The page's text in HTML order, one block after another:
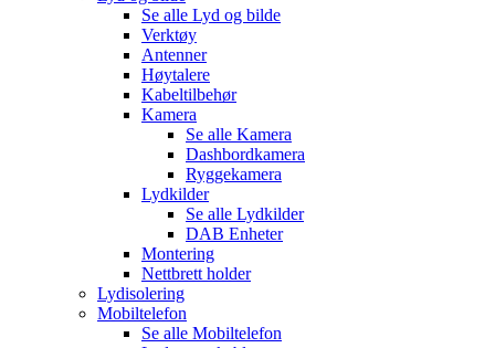
Se alle Lyd og bilde
Verktøy
Antenner
Høytalere
Kabeltilbehør
Kamera
Se alle Kamera
Dashbordkamera
Ryggekamera
Lydkilder
Se alle Lydkilder
DAB Enheter
Montering
Nettbrett holder
Lydisolering
Mobiltelefon
Se alle Mobiltelefon